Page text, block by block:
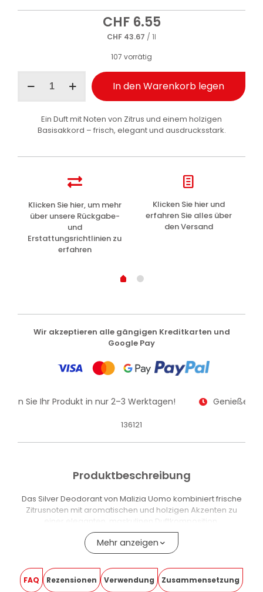
CHF6.55
CHF 43.67 / 1l
107 vorrätig
Uomo
Menge
In den Warenkorb legen
Ein Duft mit Noten von Zitrus und einem holzigen
Basisakkord – frisch, elegant und ausdrucksstark.
Klicken Sie hier, um mehr
über unsere Rückgabe-
und
Erstattungsrichtlinien zu
erfahren
Klicken Sie hier und
erfahren Sie alles über
den Versand
Wir akzeptieren alle gängigen Kreditkarten und
Google Pay
Sie Ihr Produkt in nur 2–3 Werktagen! Genießen
136121
Produktbeschreibung
Das Silver Deodorant von Malizia Uomo kombiniert frische
Zitrusnoten mit aromatischen und holzigen Akzenten zu
einer eleganten, maskulinen Duftkomposition.
Der charaktervolle Duft begleitet Sie durch den Tag und
sorgt für ein angenehmes Frischegefühl.
VORTEILE DES SILVER DEODORANTS VON MALIZIA UOMO
Mehr anzeigen
FAQ Rezensionen Verwendung Zusammensetzung